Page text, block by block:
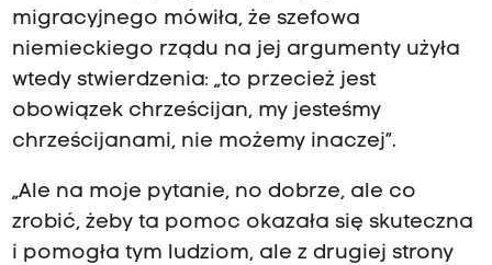
migracyjnego mówiła, że szefowa
niemieckiego rządu na jej argumenty użyła
wtedy stwierdzenia: „to przecież jest
obowiązek chrześcijan, my jesteśmy
chrześcijanami, nie możemy inaczej”.
„Ale na moje pytanie, no dobrze, ale co
zrobić, żeby ta pomoc okazała się skuteczna
i pomogła tym ludziom, ale z drugiej strony